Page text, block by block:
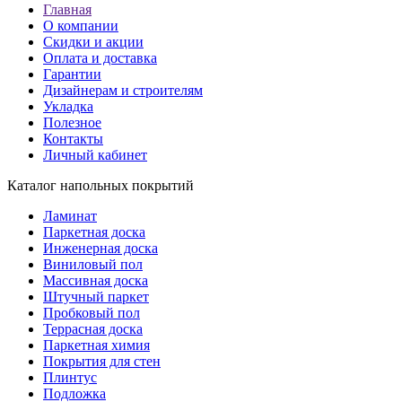
Главная
О компании
Скидки и акции
Оплата и доставка
Гарантии
Дизайнерам и строителям
Укладка
Полезное
Контакты
Личный кабинет
Каталог напольных покрытий
Ламинат
Паркетная доска
Инженерная доска
Виниловый пол
Массивная доска
Штучный паркет
Пробковый пол
Террасная доска
Паркетная химия
Покрытия для стен
Плинтус
Подложка